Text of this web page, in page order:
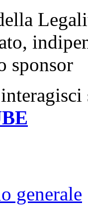
sponsor
generale